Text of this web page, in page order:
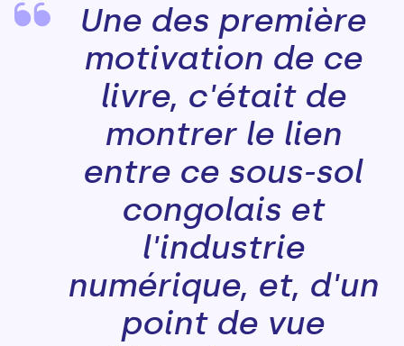
Une des première
motivation de ce
livre, c'était de
montrer le lien
entre ce sous-sol
congolais et
l'industrie
numérique, et, d'un
point de vue